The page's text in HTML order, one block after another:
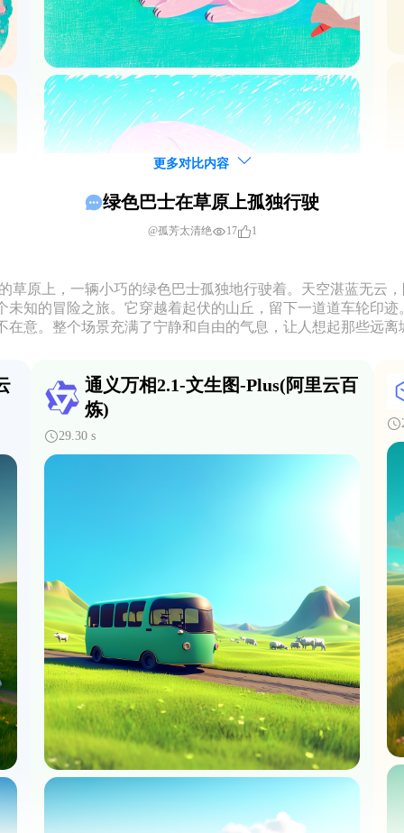
更多对比内容
绿色巴士在草原上孤独行驶
@孤芳太清绝 17 1
草原上，一辆小巧的绿色巴士孤独地行驶着。天空湛蓝无云
未知的冒险之旅。它穿越着起伏的山丘，留下一道道车轮印
在意。整个场景充满了宁静和自由的气息，让人想起那些远离
通义万相2.1-文生图-Plus(阿里云百
炼)
29.30 s